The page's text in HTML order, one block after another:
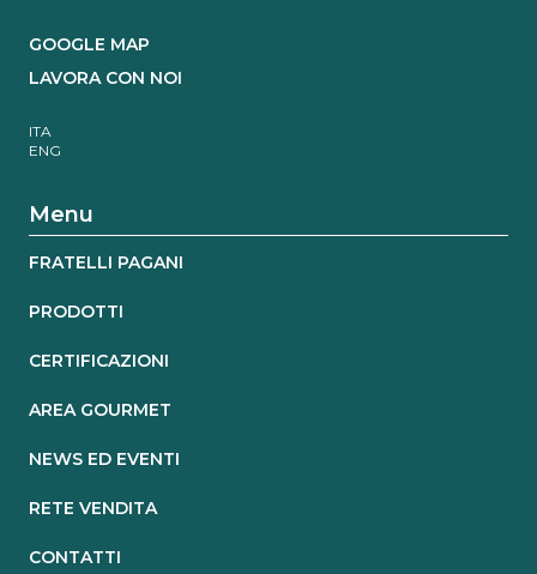
GOOGLE MAP
LAVORA CON NOI
ITA
ENG
Menu
FRATELLI PAGANI
PRODOTTI
CERTIFICAZIONI
AREA GOURMET
NEWS ED EVENTI
RETE VENDITA
CONTATTI